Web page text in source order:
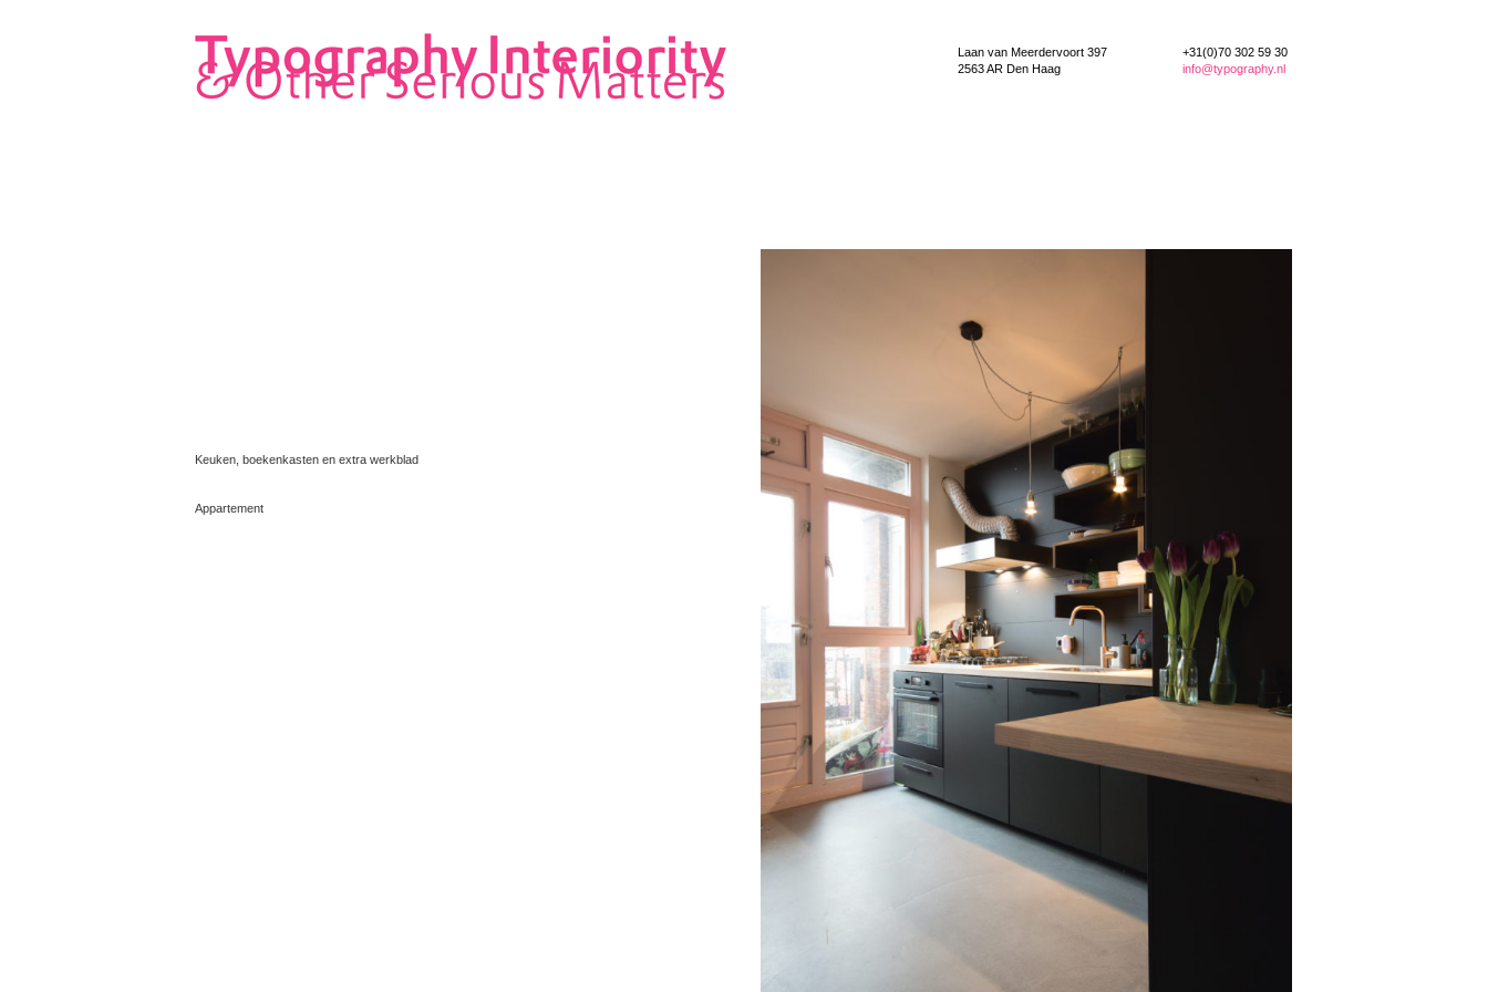
Laan van Meerdervoort 397
2563 AR Den Haag
+31(0)70 302 59 30
info@typography.nl
Keuken, boekenkasten en extra werkblad
Appartement